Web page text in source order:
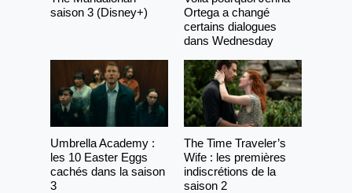
saison 3 (Disney+)
Ortega a changé
certains dialogues
dans Wednesday
Umbrella Academy :
les 10 Easter Eggs
cachés dans la saison
3
The Time Traveler’s
Wife : les premières
indiscrétions de la
saison 2